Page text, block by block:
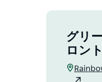
グリ
ロント